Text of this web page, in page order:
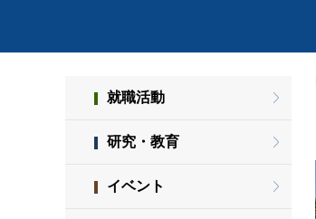
就職活動
研究・教育
イベント